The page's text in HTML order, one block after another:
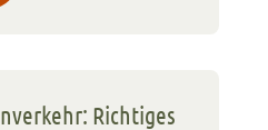
Richtiges